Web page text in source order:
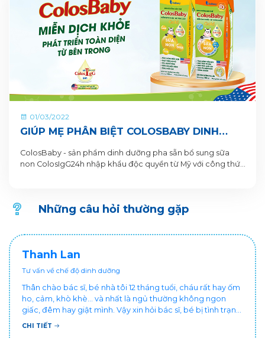
01/03/2022
GIÚP MẸ PHÂN BIỆT COLOSBABY DINH
XỊN” CHO BÉ
ColosBaby - sản phẩm dinh dưỡng pha sẵn bổ sung sữa
non ColosIgG24h nhập khẩu độc quyền từ Mỹ với công thức
Những câu hỏi thường gặp
Thanh Lan
Tư vấn về chế độ dinh dưỡng
Thân chào bác sĩ, bé nhà tôi 12 tháng tuổi, cháu rất hay ốm
ho, cảm, khò khè... và nhất là ngủ thường không ngon
giấc, đêm hay giật mình. Vậy xin hỏi bác sĩ, bé bị tình trạng
vậy nên làm sao để con khỏe mạnh và ngủ ngon giấc hơn
CHI TIẾT